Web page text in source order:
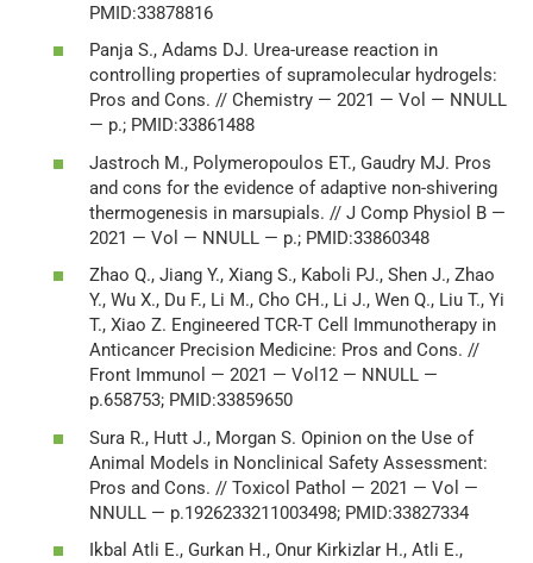
PMID:33878816
Panja S., Adams DJ. Urea-urease reaction in
controlling properties of supramolecular hydrogels:
Pros and Cons. // Chemistry — 2021 — Vol — NNULL
— p.; PMID:33861488
Jastroch M., Polymeropoulos ET., Gaudry MJ. Pros
and cons for the evidence of adaptive non-shivering
thermogenesis in marsupials. // J Comp Physiol B —
2021 — Vol — NNULL — p.; PMID:33860348
Zhao Q., Jiang Y., Xiang S., Kaboli PJ., Shen J., Zhao
Y., Wu X., Du F., Li M., Cho CH., Li J., Wen Q., Liu T., Yi
T., Xiao Z. Engineered TCR-T Cell Immunotherapy in
Anticancer Precision Medicine: Pros and Cons. //
Front Immunol — 2021 — Vol12 — NNULL —
p.658753; PMID:33859650
Sura R., Hutt J., Morgan S. Opinion on the Use of
Animal Models in Nonclinical Safety Assessment:
Pros and Cons. // Toxicol Pathol — 2021 — Vol —
NNULL — p.1926233211003498; PMID:33827334
Ikbal Atli E., Gurkan H., Onur Kirkizlar H., Atli E.,